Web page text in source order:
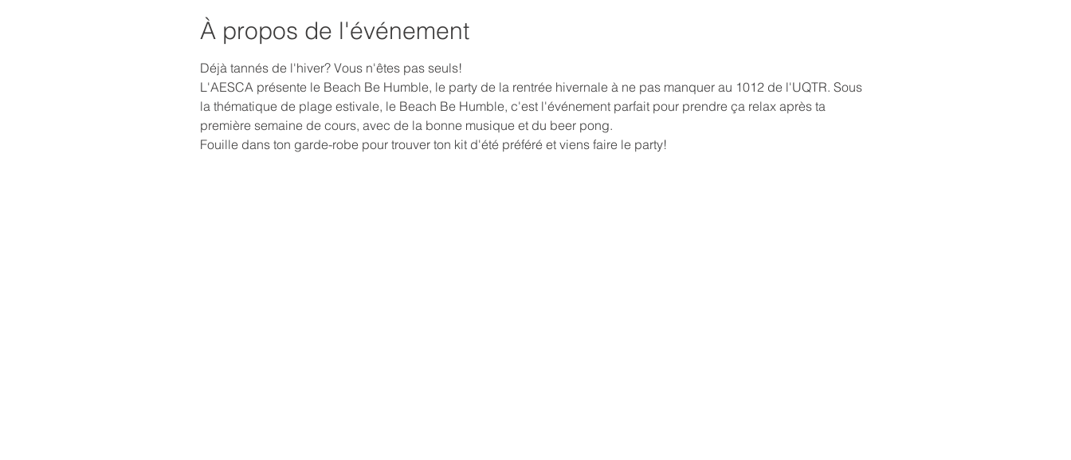
À propos de l'événement
Déjà tannés de l'hiver? Vous n'êtes pas seuls!
L'AESCA présente le Beach Be Humble, le party de la rentrée hivernale à ne pas manquer au 1012 de l'UQTR. Sous
la thématique de plage estivale, le Beach Be Humble, c'est l'événement parfait pour prendre ça relax après ta
première semaine de cours, avec de la bonne musique et du beer pong.
Fouille dans ton garde-robe pour trouver ton kit d'été préféré et viens faire le party!